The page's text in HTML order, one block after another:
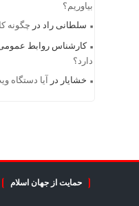
بیاوریم؟
سلطانی راد در چگونه
کارشناس روابط
دارد؟
خشایار در آیا دستگاه
حمایت از جهان اسلام